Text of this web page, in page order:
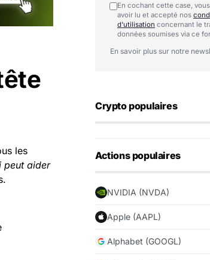
les
aider
En cochant cette case,
avoir lu et accepté nos
d'utilisation concernant le
données soumises via ce
En savoir plus sur notre
Crypto populaires
Actions populaires
NVIDIA (NVDA)
Apple (AAPL)
Alphabet (GOOGL)